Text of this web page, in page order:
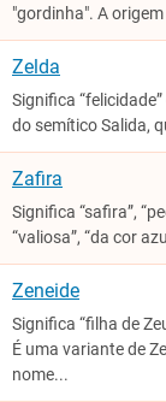
"gordinha". A
Zelda
Significa
do semítico Salida,
Zafira
Significa “safira”,
“valiosa”, “da cor
Zeneide
Significa “filha de
É uma variante de
nome...